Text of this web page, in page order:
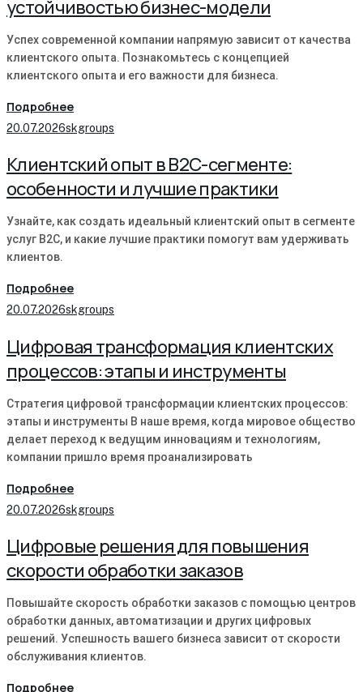
устойчивостью бизнес-модели
Успех современной компании напрямую зависит от качества
клиентского опыта. Познакомьтесь с концепцией
клиентского опыта и его важности для бизнеса.
Подробнее
20.07.2026skgroups
Клиентский опыт в B2C-сегменте:
особенности и лучшие практики
Узнайте, как создать идеальный клиентский опыт в сегменте
услуг B2C, и какие лучшие практики помогут вам удерживать
клиентов.
Подробнее
20.07.2026skgroups
Цифровая трансформация клиентских
процессов: этапы и инструменты
Стратегия цифровой трансформации клиентских процессов:
этапы и инструменты В наше время, когда мировое общество
делает переход к ведущим инновациям и технологиям,
компании пришло время проанализировать
Подробнее
20.07.2026skgroups
Цифровые решения для повышения
скорости обработки заказов
Повышайте скорость обработки заказов с помощью центров
обработки данных, автоматизации и других цифровых
решений. Успешность вашего бизнеса зависит от скорости
обслуживания клиентов.
Подробнее